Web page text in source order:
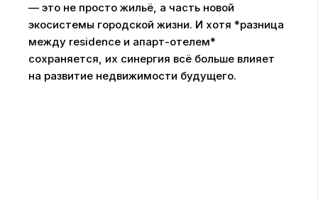
— это не просто жильё, а часть новой
экосистемы городской жизни. И хотя *разница
между residence и апарт-отелем*
сохраняется, их синергия всё больше влияет
на развитие недвижимости будущего.